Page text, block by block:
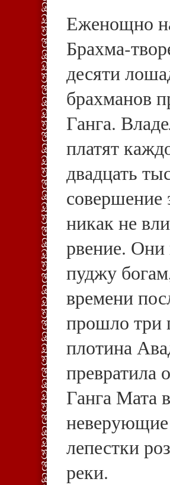
Еженощно
десяти
брахманов
Ганга.
платят
двадцать
совершение
никак не
рвение. Они
пуджу
времени
прошло три
плотина
превратила
Ганга Мата
лепестки
реки.